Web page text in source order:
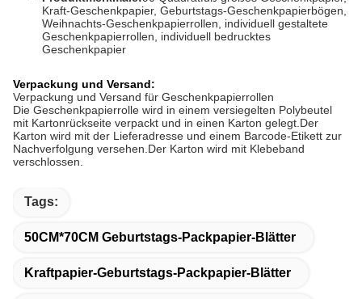
Kraft-Geschenkpapier, Geburtstags-Geschenkpapierbögen,
Weihnachts-Geschenkpapierrollen, individuell gestaltete
Geschenkpapierrollen, individuell bedrucktes
Geschenkpapier
Verpackung und Versand:
Verpackung und Versand für Geschenkpapierrollen
Die Geschenkpapierrolle wird in einem versiegelten Polybeutel
mit Kartonrückseite verpackt und in einen Karton gelegt.Der
Karton wird mit der Lieferadresse und einem Barcode-Etikett zur
Nachverfolgung versehen.Der Karton wird mit Klebeband
verschlossen.
Tags:
50CM*70CM Geburtstags-Packpapier-Blätter
Kraftpapier-Geburtstags-Packpapier-Blätter